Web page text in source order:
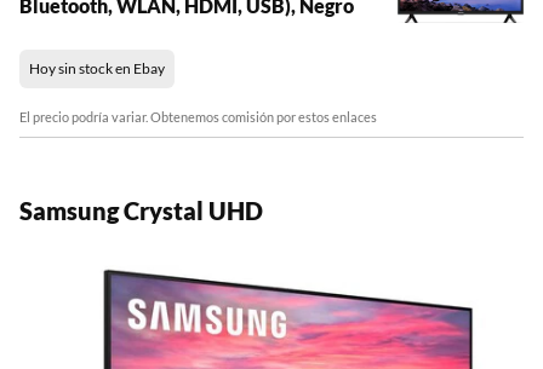
Bluetooth, WLAN, HDMI, USB), Negro
Hoy sin stock en Ebay
El precio podría variar. Obtenemos comisión por estos enlaces
Samsung Crystal UHD